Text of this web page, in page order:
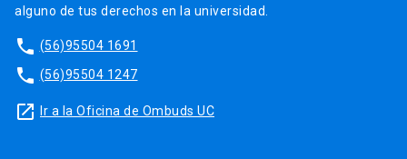
alguno de tus derechos en la universidad.
phone (56)95504 1691
phone (56)95504 1247
launch Ir a la Oficina de Ombuds UC